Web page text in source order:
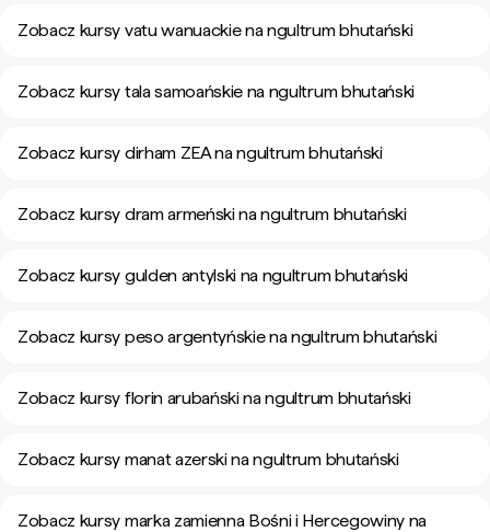
Zobacz kursy vatu wanuackie na ngultrum bhutański
Zobacz kursy tala samoańskie na ngultrum bhutański
Zobacz kursy dirham ZEA na ngultrum bhutański
Zobacz kursy dram armeński na ngultrum bhutański
Zobacz kursy gulden antylski na ngultrum bhutański
Zobacz kursy peso argentyńskie na ngultrum bhutański
Zobacz kursy florin arubański na ngultrum bhutański
Zobacz kursy manat azerski na ngultrum bhutański
Zobacz kursy marka zamienna Bośni i Hercegowiny na